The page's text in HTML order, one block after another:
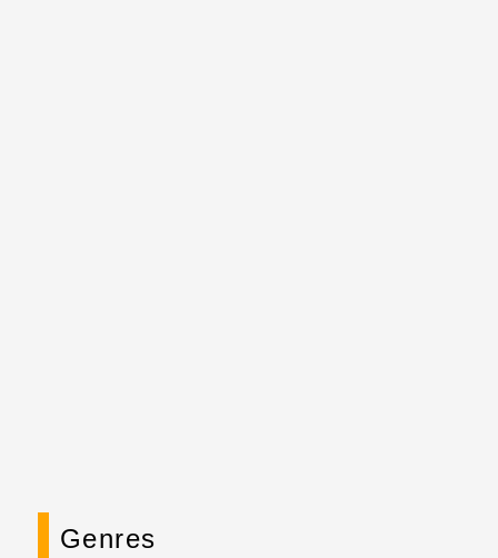
Genres